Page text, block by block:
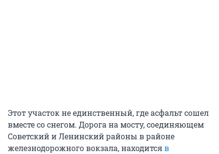
Этот участок не единственный, где асфальт сошел
вместе со снегом. Дорога на мосту, соединяющем
Советский и Ленинский районы в районе
железнодорожного вокзала, находитсяв